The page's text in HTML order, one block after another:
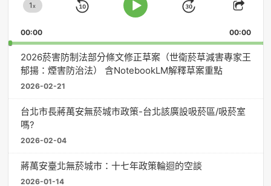
Change
Rate
1x
Skip
Play
Jump
Forward
Share
00:00 00:00
2026菸害防制法部分條文修正草案（世衛菸草減害專家王
郁揚：煙害防治法） 含NotebookLM解釋草案重點
2026-02-21
台北市長蔣萬安無菸城市政策-台北該廣設吸菸區/吸菸室
嗎?
2026-02-04
蔣萬安臺北無菸城市：十七年政策輪迴的空談
2026-01-14